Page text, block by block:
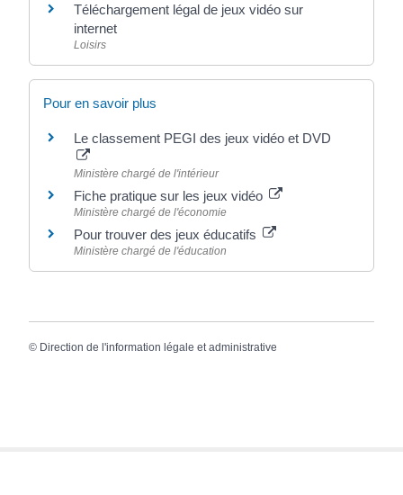
Téléchargement légal de jeux vidéo sur
internet
Loisirs
Pour en savoir plus
Le classement PEGI des jeux vidéo et DVD
Ministère chargé de l'intérieur
Fiche pratique sur les jeux vidéo
Ministère chargé de l'économie
Pour trouver des jeux éducatifs
Ministère chargé de l'éducation
© Direction de l'information légale et administrative